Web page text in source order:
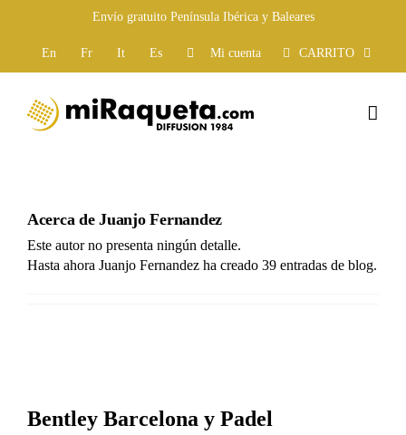
contenido
Envío gratuito Península Ibérica y Baleares
En Fr It Es Mi cuenta CARRITO
Acerca de Juanjo Fernandez
Este autor no presenta ningún detalle.
Hasta ahora Juanjo Fernandez ha creado 39 entradas de blog.
Bentley Barcelona y Padel